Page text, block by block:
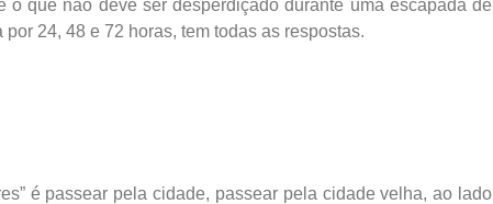
que não deve ser desperdiçado durante uma escapada de
24, 48 e 72 horas, tem todas as respostas.
é passear pela cidade, passear pela cidade velha, ao lado